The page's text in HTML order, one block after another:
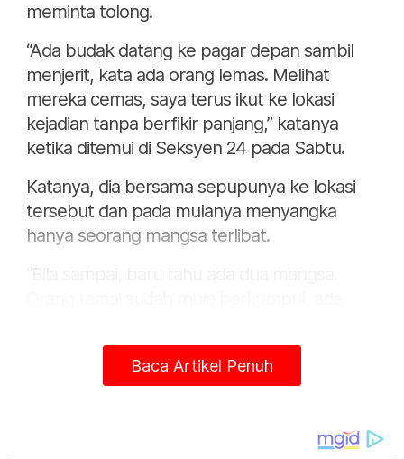
meminta tolong.
“Ada budak datang ke pagar depan sambil
menjerit, kata ada orang lemas. Melihat
mereka cemas, saya terus ikut ke lokasi
kejadian tanpa berfikir panjang,” katanya
ketika ditemui di Seksyen 24 pada Sabtu.
Katanya, dia bersama sepupunya ke lokasi
tersebut dan pada mulanya menyangka
hanya seorang mangsa terlibat.
terus terjun, tapi sepupu tahan dan minta
tunggu sekejap untuk cari alat bantuan,”
Baca Artikel Penuh